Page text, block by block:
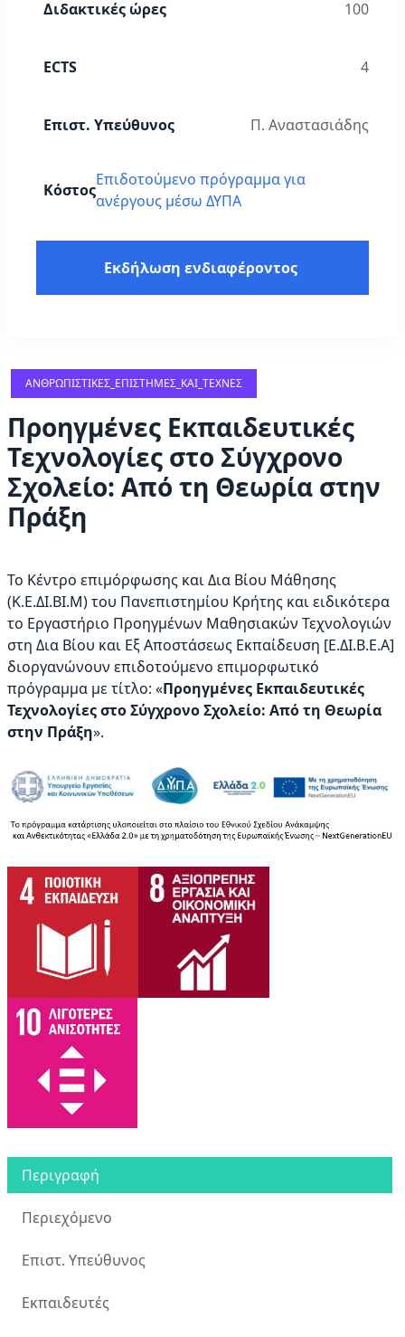
Διδακτικές ώρες 100
ECTS 4
Επιστ. Υπεύθυνος Π. Αναστασιάδης
Κόστος
Επιδοτούμενο πρόγραμμα για
ανέργους μέσω ΔΥΠΑ
Εκδήλωση ενδιαφέροντος
ΑΝΘΡΩΠΙΣΤΙΚΈΣ_ΕΠΙΣΤΉΜΕΣ_ΚΑΙ_ΤΈΧΝΕΣ
Προηγμένες Εκπαιδευτικές
Τεχνολογίες στο Σύγχρονο
Σχολείο: Από τη Θεωρία στην
Πράξη
Το Κέντρο επιμόρφωσης και Δια Βίου Μάθησης
(Κ.Ε.ΔΙ.ΒΙ.Μ) του Πανεπιστημίου Κρήτης και ειδικότερα
το Εργαστήριο Προηγμένων Μαθησιακών Τεχνολογιών
στη Δια Βίου και Εξ Αποστάσεως Εκπαίδευση [Ε.ΔΙ.Β.E.A]
διοργανώνουν επιδοτούμενο επιμορφωτικό
πρόγραμμα με τίτλο: «Προηγμένες Εκπαιδευτικές
Τεχνολογίες στο Σύγχρονο Σχολείο: Από τη Θεωρία
στην Πράξη».
Περιγραφή
Περιεχόμενο
Επιστ. Υπεύθυνος
Εκπαιδευτές